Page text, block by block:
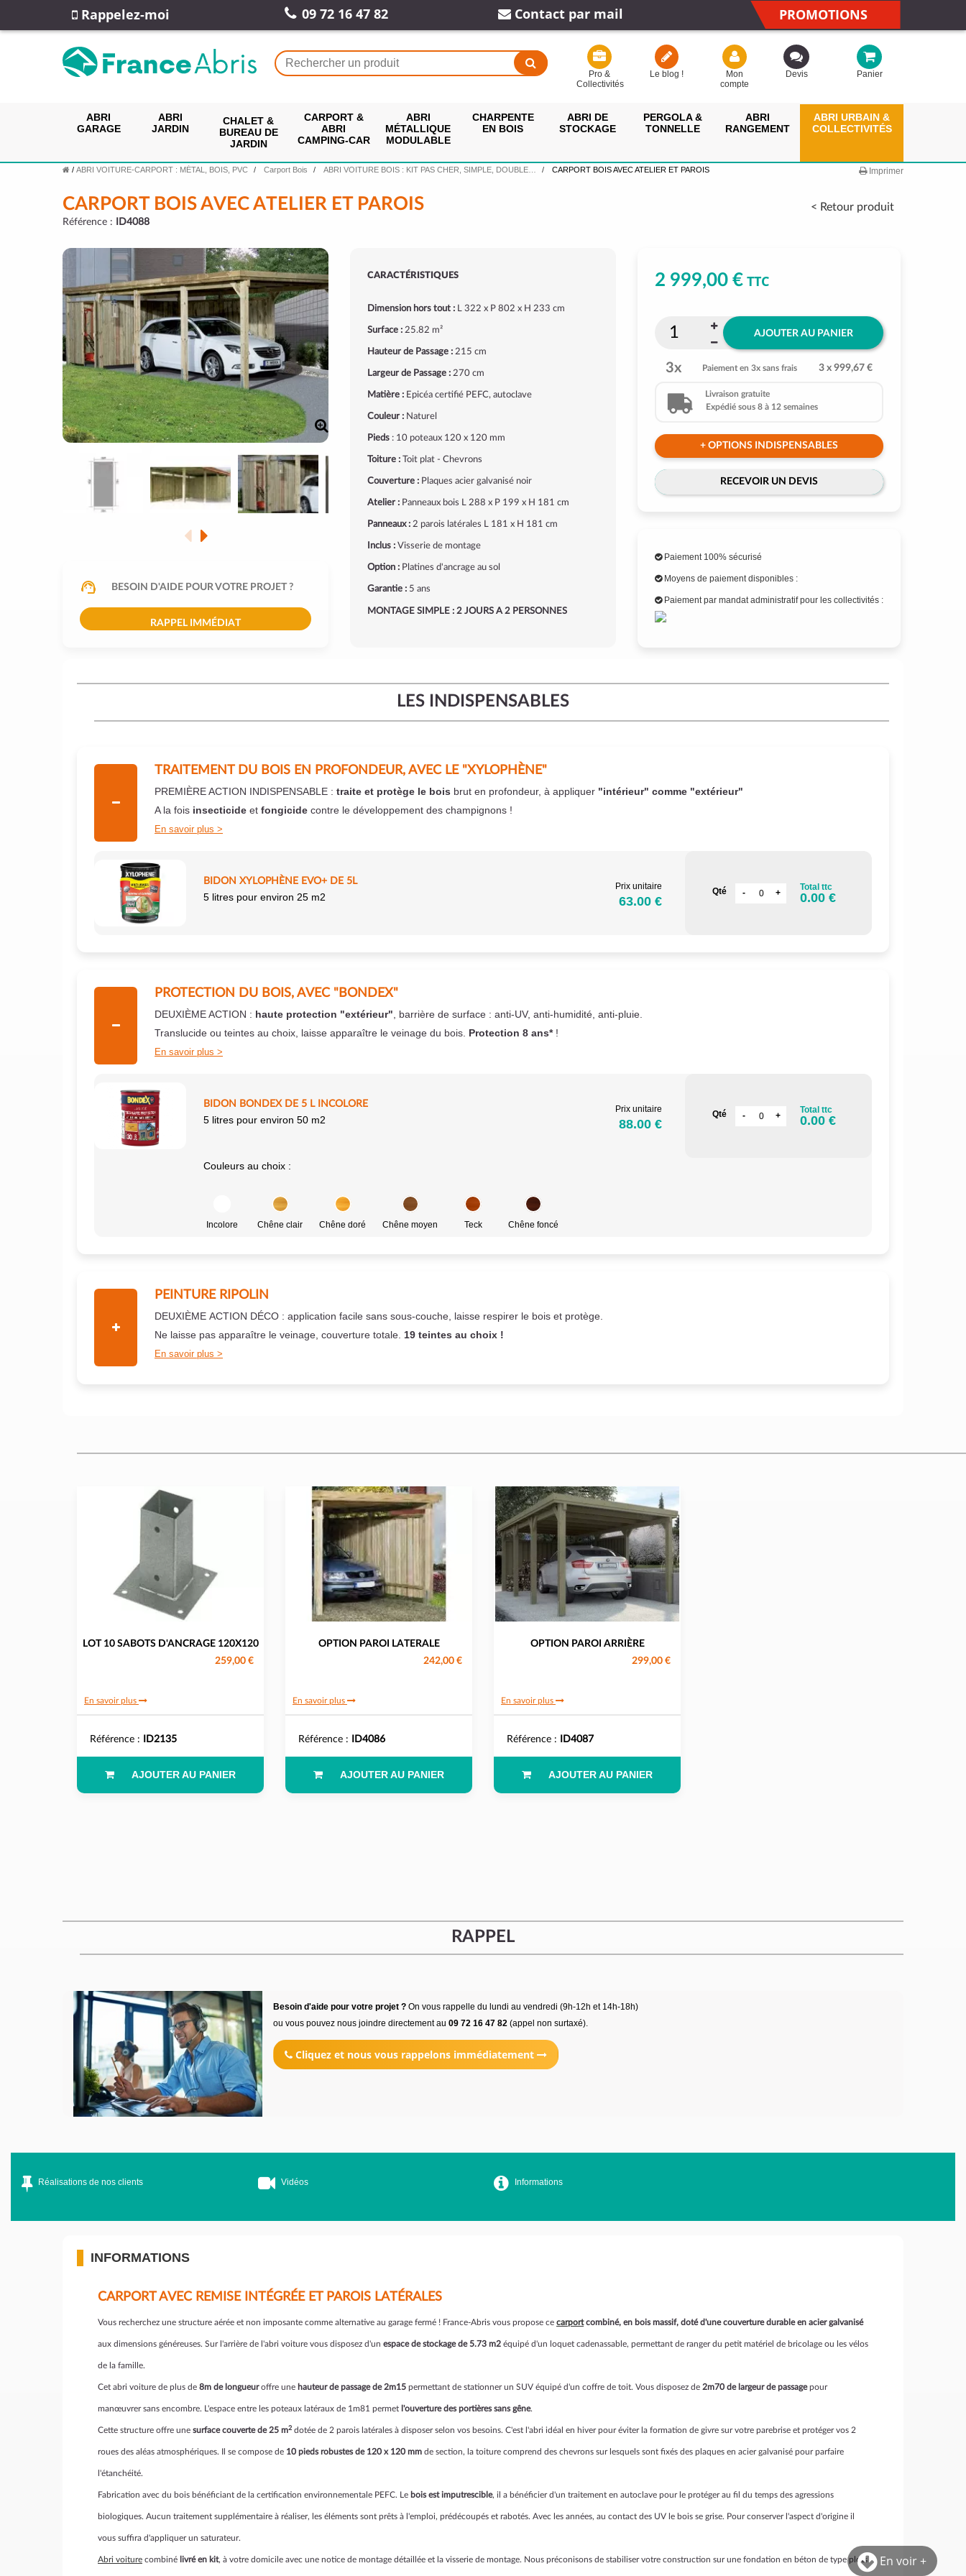
Rappelez-moi 09 72 16 47 82 Contact par mail PROMOTIONS
Pro &
Collectivités
Le blog !
Mon
compte
Devis Panier
ABRI
GARAGE
ABRI
JARDIN
CHALET &
BUREAU DE
JARDIN
CARPORT &
ABRI
CAMPING-CAR
ABRI
MÉTALLIQUE
MODULABLE
CHARPENTE
EN BOIS
ABRI DE
STOCKAGE
PERGOLA &
TONNELLE
ABRI
RANGEMENT
ABRI URBAIN &
COLLECTIVITÉS
/ ABRI VOITURE-CARPORT : MÉTAL, BOIS, PVC Carport Bois ABRI VOITURE BOIS : KIT PAS CHER, SIMPLE, DOUBLE… CARPORT BOIS AVEC ATELIER ET PAROIS Imprimer
< Retour produit
CARPORT BOIS AVEC ATELIER ET PAROIS
Référence : ID4088
BESOIN D'AIDE POUR VOTRE PROJET ?
RAPPEL IMMÉDIAT
CARACTÉRISTIQUES
Dimension hors tout :L 322 x P 802 x H 233 cm
Surface :25.82 m²
Hauteur de Passage : 215 cm
Largeur de Passage : 270 cm
Matière :Epicéa certifié PEFC, autoclave
Couleur :Naturel
Pieds: 10 poteaux 120 x 120 mm
Toiture :Toit plat - Chevrons
Couverture :Plaques acier galvanisé noir
Atelier :Panneaux bois L 288 x P 199 x H 181 cm
Panneaux : 2 parois latérales L 181 x H 181 cm
Inclus :Visserie de montage
Option :Platines d'ancrage au sol
Garantie :5 ans
MONTAGE SIMPLE : 2 JOURS A 2 PERSONNES
2 999,00 €TTC
AJOUTER AU PANIER
3x Paiement en 3x sans frais 3 x 999,67 €
Livraison gratuite
Expédié sous 8 à 12 semaines
+ OPTIONS INDISPENSABLES
RECEVOIR UN DEVIS
Paiement 100% sécurisé
Moyens de paiement disponibles :
Paiement par mandat administratif pour les collectivités :
LES INDISPENSABLES
TRAITEMENT DU BOIS EN PROFONDEUR, AVEC LE "XYLOPHÈNE"
PREMIÈRE ACTION INDISPENSABLE : traite et protège le bois brut en profondeur, à appliquer "intérieur" comme "extérieur"
A la fois insecticide et fongicide contre le développement des champignons !
En savoir plus
BIDON XYLOPHÈNE EVO+ DE 5L
5 litres pour environ 25 m2
Prix unitaire
63.00 €
Qté Total ttc
0.00 €
PROTECTION DU BOIS, AVEC "BONDEX"
DEUXIÈME ACTION : haute protection "extérieur" , barrière de surface : anti-UV, anti-humidité, anti-pluie.
Translucide ou teintes au choix, laisse apparaître le veinage du bois. Protection 8 ans*!
En savoir plus
BIDON BONDEX DE 5 L INCOLORE
5 litres pour environ 50 m2
Prix unitaire
88.00 €
Qté Total ttc
0.00 €
Couleurs au choix :
Incolore Chêne clair Chêne doré Chêne moyen Teck Chêne foncé
PEINTURE RIPOLIN
DEUXIÈME ACTION DÉCO : application facile sans sous-couche, laisse respirer le bois et protège.
Ne laisse pas apparaître le veinage, couverture totale. 19 teintes au choix !
En savoir plus
LOT 10 SABOTS D'ANCRAGE 120X120
259,00 €
En savoir plus
Référence : ID2135
AJOUTER AU PANIER
OPTION PAROI LATERALE
242,00 €
En savoir plus
Référence : ID4086
AJOUTER AU PANIER
OPTION PAROI ARRIÈRE
299,00 €
En savoir plus
Référence : ID4087
AJOUTER AU PANIER
RAPPEL
Besoin d'aide pour votre projet ?On vous rappelle du lundi au vendredi (9h-12h et 14h-18h)
ou vous pouvez nous joindre directement au 09 72 16 47 82(appel non surtaxé).
Cliquez et nous vous rappelons immédiatement
En voir +
Réalisations de nos clients Vidéos Informations
INFORMATIONS
CARPORT AVEC REMISE INTÉGRÉE ET PAROIS LATÉRALES
Vous recherchez une structure aérée et non imposante comme alternative au garage fermé ! France-Abris vous propose ce carportcombiné, en bois massif, doté d'une couverture durable en acier galvanisé
aux dimensions généreuses. Sur l'arrière de l'abri voiture vous disposez d'un espace de stockage de 5.73 m2 équipé d'un loquet cadenassable, permettant de ranger du petit matériel de bricolage ou les vélos
de la famille.
Cet abri voiture de plus de 8m de longueuroffre une hauteur de passage de 2m15 permettant de stationner un SUV équipé d'un coffre de toit. Vous disposez de 2m70 de largeur de passagepour
manœuvrer sans encombre. L'espace entre les poteaux latéraux de 1m81 permet l'ouverture des portières sans gêne.
Cette structure offre une surface couverte de 25 m2 dotée de 2 parois latérales à disposer selon vos besoins. C'est l'abri idéal en hiver pour éviter la formation de givre sur votre parebrise et protéger vos 2
roues des aléas atmosphériques. Il se compose de 10 pieds robustes de 120 x 120 mm de section, la toiture comprend des chevrons sur lesquels sont fixés des plaques en acier galvanisé pour parfaire
l'étanchéité.
Fabrication avec du bois bénéficiant de la certification environnementale PEFC. Le bois est imputrescible, il a bénéficier d'un traitement en autoclave pour le protéger au fil du temps des agressions
biologiques. Aucun traitement supplémentaire à réaliser, les éléments sont prêts à l'emploi, prédécoupés et rabotés. Avec les années, au contact des UV le bois se grise. Pour conserver l'aspect d'origine il
vous suffira d'appliquer un saturateur.
Abri voiture combiné livré en kit, à votre domicile avec une notice de montage détaillée et la visserie de montage. Nous préconisons de stabiliser votre construction sur une fondation en béton de type plots